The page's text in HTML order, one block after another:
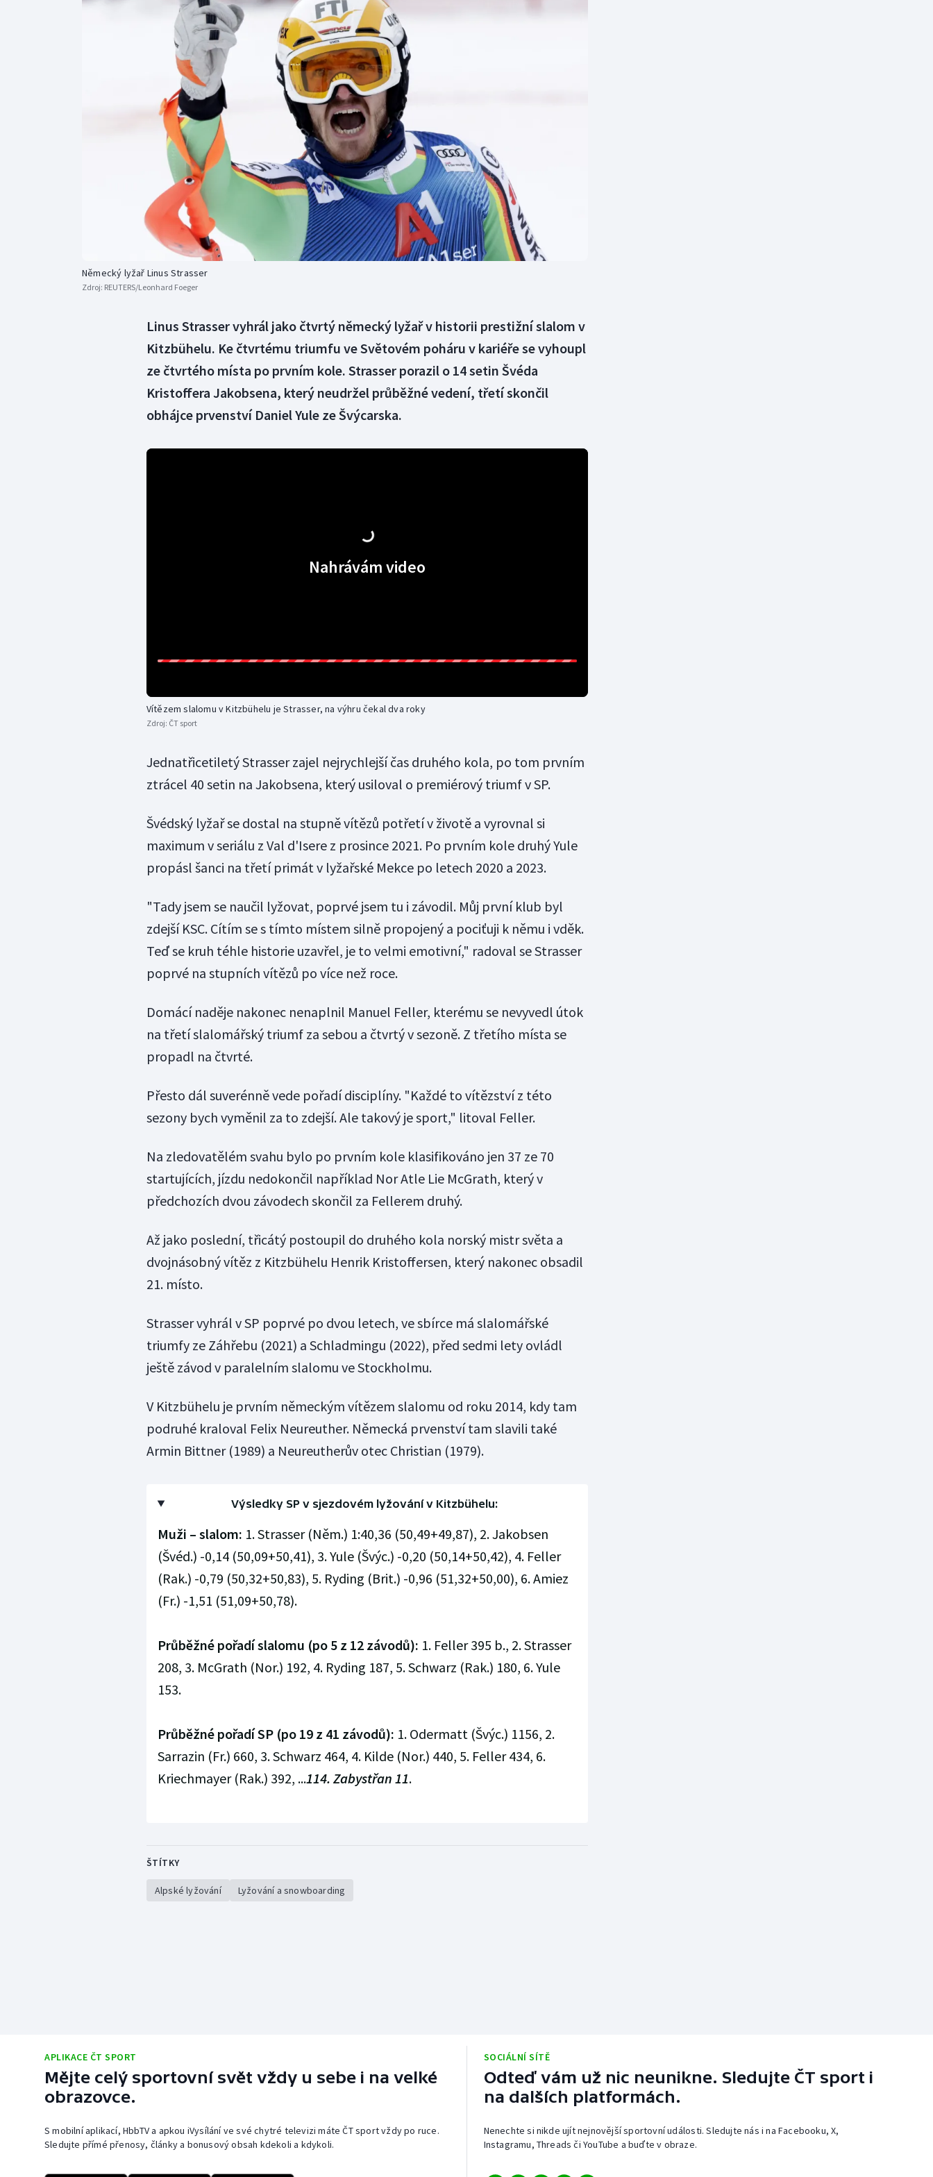
Curling
Dostihy
Florbal
Futsal
Golf
Gymnastika
Moderní pětiboj
Motorsport
Olympijské hry
Parasport
Plavání
Plážový volejbal
Německý lyžař Linus Strasser
Zdroj: REUTERS/Leonhard Foeger
Linus Strasser vyhrál jako čtvrtý německý lyžař v historii prestižní slalom v
Kitzbühelu. Ke čtvrtému triumfu ve Světovém poháru v kariéře se vyhoupl
ze čtvrtého místa po prvním kole. Strasser porazil o 14 setin Švéda
Kristoffera Jakobsena, který neudržel průběžné vedení, třetí skončil
obhájce prvenství Daniel Yule ze Švýcarska.
Nahrávám video
Vítězem slalomu v Kitzbühelu je Strasser, na výhru čekal dva roky
Zdroj: ČT sport
Jednatřicetiletý Strasser zajel nejrychlejší čas druhého kola, po tom prvním
ztrácel 40 setin na Jakobsena, který usiloval o premiérový triumf v SP.
Švédský lyžař se dostal na stupně vítězů potřetí v životě a vyrovnal si
maximum v seriálu z Val d'Isere z prosince 2021. Po prvním kole druhý Yule
propásl šanci na třetí primát v lyžařské Mekce po letech 2020 a 2023.
"Tady jsem se naučil lyžovat, poprvé jsem tu i závodil. Můj první klub byl
zdejší KSC. Cítím se s tímto místem silně propojený a pociťuji k němu i vděk.
Teď se kruh téhle historie uzavřel, je to velmi emotivní," radoval se Strasser
poprvé na stupních vítězů po více než roce.
Domácí naděje nakonec nenaplnil Manuel Feller, kterému se nevyvedl útok
na třetí slalomářský triumf za sebou a čtvrtý v sezoně. Z třetího místa se
propadl na čtvrté.
Přesto dál suverénně vede pořadí disciplíny. "Každé to vítězství z této
sezony bych vyměnil za to zdejší. Ale takový je sport," litoval Feller.
Na zledovatělém svahu bylo po prvním kole klasifikováno jen 37 ze 70
startujících, jízdu nedokončil například Nor Atle Lie McGrath, který v
předchozích dvou závodech skončil za Fellerem druhý.
Až jako poslední, třicátý postoupil do druhého kola norský mistr světa a
dvojnásobný vítěz z Kitzbühelu Henrik Kristoffersen, který nakonec obsadil
21. místo.
Strasser vyhrál v SP poprvé po dvou letech, ve sbírce má slalomářské
triumfy ze Záhřebu (2021) a Schladmingu (2022), před sedmi lety ovládl
ještě závod v paralelním slalomu ve Stockholmu.
V Kitzbühelu je prvním německým vítězem slalomu od roku 2014, kdy tam
podruhé kraloval Felix Neureuther. Německá prvenství tam slavili také
Armin Bittner (1989) a Neureutherův otec Christian (1979).
Výsledky SP v sjezdovém lyžování v Kitzbühelu:
Muži – slalom: 1. Strasser (Něm.) 1:40,36 (50,49+49,87), 2. Jakobsen
(Švéd.) -0,14 (50,09+50,41), 3. Yule (Švýc.) -0,20 (50,14+50,42), 4. Feller
(Rak.) -0,79 (50,32+50,83), 5. Ryding (Brit.) -0,96 (51,32+50,00), 6. Amiez
(Fr.) -1,51 (51,09+50,78).
Průběžné pořadí slalomu (po 5 z 12 závodů): 1. Feller 395 b., 2. Strasser
208, 3. McGrath (Nor.) 192, 4. Ryding 187, 5. Schwarz (Rak.) 180, 6. Yule
153.
Průběžné pořadí SP (po 19 z 41 závodů): 1. Odermatt (Švýc.) 1156, 2.
Sarrazin (Fr.) 660, 3. Schwarz 464, 4. Kilde (Nor.) 440, 5. Feller 434, 6.
Kriechmayer (Rak.) 392, ...114. Zabystřan 11.
ŠTÍTKY
Alpské lyžování Lyžování a snowboarding
APLIKACE ČT SPORT
Mějte celý sportovní svět vždy u sebe i na velké
obrazovce.
S mobilní aplikací, HbbTV a apkou iVysílání ve své chytré televizi máte ČT sport vždy po ruce.
Sledujte přímé přenosy, články a bonusový obsah kdekoli a kdykoli.
SOCIÁLNÍ SÍTĚ
Odteď vám už nic neunikne. Sledujte ČT sport i
na dalších platformách.
Nenechte si nikde ujít nejnovější sportovní události. Sledujte nás i na Facebooku, X,
Instagramu, Threads či YouTube a buďte v obraze.